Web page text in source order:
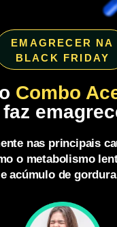
EMAGRECER NA
BLACK FRIDAY
Combo
nas principais
o metabolismo
acúmulo de